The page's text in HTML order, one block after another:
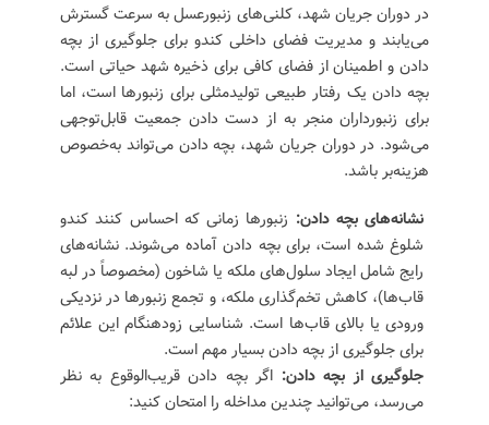
در دوران جریان شهد، کلنی‌های زنبورعسل به سرعت گسترش
می‌یابند و مدیریت فضای داخلی کندو برای جلوگیری از بچه
دادن و اطمینان از فضای کافی برای ذخیره شهد حیاتی است.
بچه دادن یک رفتار طبیعی تولیدمثلی برای زنبورها است، اما
برای زنبورداران منجر به از دست دادن جمعیت قابل‌توجهی
می‌شود. در دوران جریان شهد، بچه دادن می‌تواند به‌خصوص
هزینه‌بر باشد.
نشانه‌های بچه دادن: زنبورها زمانی که احساس کنند کندو
شلوغ شده است، برای بچه دادن آماده می‌شوند. نشانه‌های
رایج شامل ایجاد سلول‌های ملکه یا شاخون (مخصوصاً در لبه
قاب‌ها)، کاهش تخم‌گذاری ملکه، و تجمع زنبورها در نزدیکی
ورودی یا بالای قاب‌ها است. شناسایی زودهنگام این علائم
برای جلوگیری از بچه دادن بسیار مهم است.
جلوگیری از بچه دادن: اگر بچه دادن قریب‌الوقوع به نظر
می‌رسد، می‌توانید چندین مداخله را امتحان کنید: